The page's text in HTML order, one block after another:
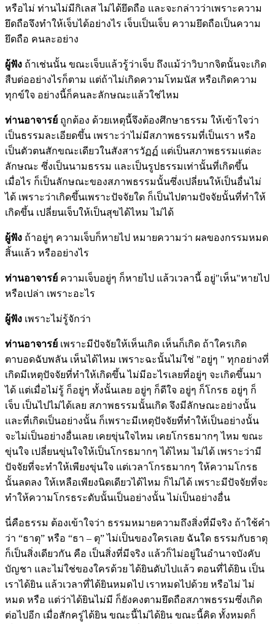
หรือไม่ ท่านไม่มีกิเลส ไม่ได้ยึดถือ และจะกล่าวว่าเพราะความ
ยึดถือจึงทำให้เจ็บได้อย่างไร เจ็บเป็นเจ็บ ความยึดถือเป็นความ
ยึดถือ คนละอย่าง
ผู้ฟัง ถ้าเช่นนั้น ขณะเจ็บแล้วรู้ว่าเจ็บ ถึงแม้ว่าวิบากจิตนั้นจะเกิด
สืบต่ออย่างไรก็ตาม แต่ถ้าไม่เกิดความโทมนัส หรือเกิดความ
ทุกข์ใจ อย่างนี้ก็คนละลักษณะแล้วใช่ไหม
ท่านอาจารย์ ถูกต้อง ด้วยเหตุนี้จึงต้องศึกษาธรรม ให้เข้าใจว่า
เป็นธรรมละเอียดขึ้น เพราะว่าไม่มีสภาพธรรมที่เป็นเรา หรือ
เป็นตัวตนสักขณะเดียวในสังสารวัฏฏ์ แต่เป็นสภาพธรรมแต่ละ
ลักษณะ ซึ่งเป็นนามธรรม และเป็นรูปธรรมเท่านั้นที่เกิดขึ้น
เมื่อไร ก็เป็นลักษณะของสภาพธรรมนั้นซึ่งเปลี่ยนให้เป็นอื่นไม่
ได้ เพราะว่าเกิดขึ้นเพราะปัจจัยใด ก็เป็นไปตามปัจจัยนั้นที่ทำให้
เกิดขึ้น เปลี่ยนเจ็บให้เป็นสุขได้ไหม ไม่ได้
ผู้ฟัง ถ้าอยู่ๆ ความเจ็บก็หายไป หมายความว่า ผลของกรรมหมด
สิ้นแล้ว หรืออย่างไร
ท่านอาจารย์ ความเจ็บอยู่ๆ ก็หายไป แล้วเวลานี้ อยู่"เห็น"หายไป
หรือเปล่า เพราะอะไร
ผู้ฟัง เพราะไม่รู้จักว่า
ท่านอาจารย์ เพราะมีปัจจัยให้เห็นเกิด เห็นก็เกิด ถ้าใครเกิด
ตาบอดฉับพลัน เห็นได้ไหม เพราะฉะนั้นไม่ใช่ "อยู่ๆ " ทุกอย่างที่
เกิดมีเหตุปัจจัยที่ทำให้เกิดขึ้น ไม่มีอะไรเลยที่อยู่ๆ จะเกิดขึ้นมา
ได้ แต่เมื่อไม่รู้ ก็อยู่ๆ ทั้งนั้นเลย อยู่ๆ ก็ดีใจ อยู่ๆ ก็โกรธ อยู่ๆ ก็
เจ็บ เป็นไปไม่ได้เลย สภาพธรรมนั้นเกิด จึงมีลักษณะอย่างนั้น
และที่เกิดเป็นอย่างนั้น ก็เพราะมีเหตุปัจจัยที่ทำให้เป็นอย่างนั้น
จะไม่เป็นอย่างอื่นเลย เคยขุ่นใจไหม เคยโกรธมากๆ ไหม ขณะ
ขุ่นใจ เปลี่ยนขุ่นใจให้เป็นโกรธมากๆ ได้ไหม ไม่ได้ เพราะว่ามี
ปัจจัยที่จะทำให้เพียงขุ่นใจ แต่เวลาโกรธมากๆ ให้ความโกรธ
นั้นลดลง ให้เหลือเพียงนิดเดียวได้ไหม ก็ไม่ได้ เพราะมีปัจจัยที่จะ
ทำให้ความโกรธระดับนั้นเป็นอย่างนั้น ไม่เป็นอย่างอื่น
นี่คือธรรม ต้องเข้าใจว่า ธรรมหมายความถึงสิ่งที่มีจริง ถ้าใช้คำ
ว่า “ธาตุ” หรือ “ธา – ตุ” ไม่เป็นของใครเลย ฉันใด ธรรมกับธาตุ
ก็เป็นสิ่งเดียวกัน คือ เป็นสิ่งที่มีจริง แล้วก็ไม่อยู่ในอำนาจบังคับ
บัญชา และไม่ใช่ของใครด้วย ได้ยินดับไปแล้ว ตอนที่ได้ยิน เป็น
เราได้ยิน แล้วเวลาที่ได้ยินหมดไป เราหมดไปด้วย หรือไม่ ไม่
หมด หรือ แต่ว่าได้ยินไม่มี ก็ยังคงตามยึดถือสภาพธรรมซึ่งเกิด
ต่อไปอีก เมื่อสักครู่ได้ยิน ขณะนี้ไม่ได้ยิน ขณะนี้คิด ทั้งหมดก็